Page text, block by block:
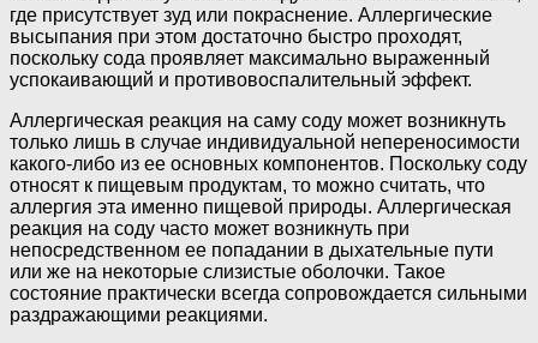
где присутствует зуд или покраснение. Аллергические
высыпания при этом достаточно быстро проходят,
поскольку сода проявляет максимально выраженный
успокаивающий и противовоспалительный эффект.
Аллергическая реакция на саму соду может возникнуть
только лишь в случае индивидуальной непереносимости
какого-либо из ее основных компонентов. Поскольку соду
относят к пищевым продуктам, то можно считать, что
аллергия эта именно пищевой природы. Аллергическая
реакция на соду часто может возникнуть при
непосредственном ее попадании в дыхательные пути
или же на некоторые слизистые оболочки. Такое
состояние практически всегда сопровождается сильными
раздражающими реакциями.